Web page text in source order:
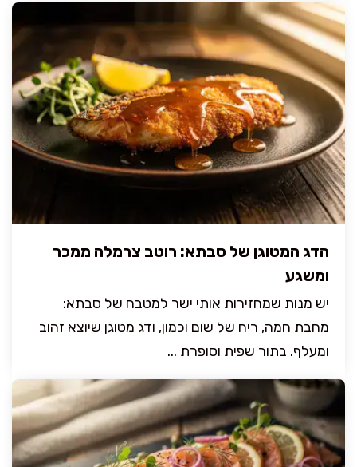
הדג המטוגן של סבתא: רוטב צרמלה ממכר
ומשגע
יש מנות שמחזירות אותי ישר למטבח של סבתא:
מחבת חמה, ריח של שום וכמון, ודג מטוגן שיוצא זהוב
ומעלף. בתור שפית וסופרת ...